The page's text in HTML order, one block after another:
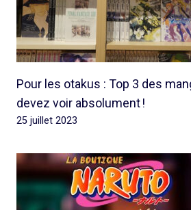
Pour les otakus : Top 3 des
devez voir absolument !
25 juillet 2023